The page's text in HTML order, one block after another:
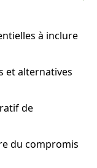
à inclure
et alternatives
de
du compromis